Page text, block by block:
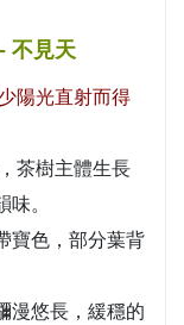
不見天
陽光直射而得
茶樹主體生長
。
寶色，部分葉背
漫悠長，緩穩的